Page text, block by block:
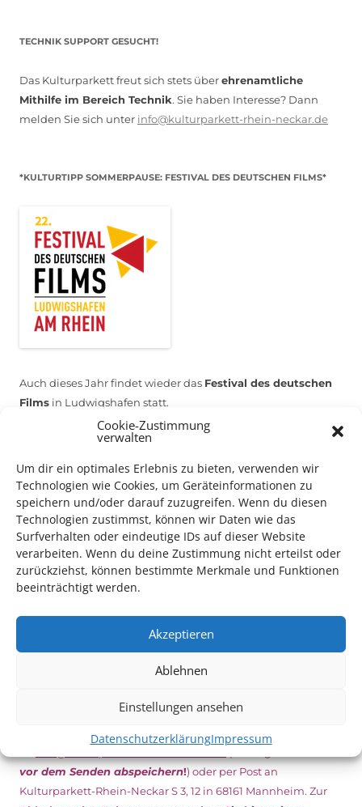
Cookie-Zustimmung
verwalten
Um dir ein optimales Erlebnis zu bieten, verwenden wir
Technologien wie Cookies, um Geräteinformationen zu
speichern und/oder darauf zuzugreifen. Wenn du diesen
Technologien zustimmst, können wir Daten wie das
Surfverhalten oder eindeutige IDs auf dieser Website
verarbeiten. Wenn du deine Zustimmung nicht erteilst oder
zurückziehst, können bestimmte Merkmale und Funktionen
beeinträchtigt werden.
Akzeptieren
Ablehnen
Einstellungen ansehen
DatenschutzerklärungImpressum
TECHNIK SUPPORT GESUCHT!
Das Kulturparkett freut sich stets überehrenamtliche
Mithilfe im Bereich Technik. Sie haben Interesse? Dann
melden Sie sich unter info@kulturparkett-rhein-neckar.de
*KULTURTIPP SOMMERPAUSE: FESTIVAL DES DEUTSCHEN FILMS*
Auch dieses Jahr findet wieder das Festival des deutschen
Films in Ludwigshafen statt.
Vom 19. August bist zum 9. September
Inhaber*innen freien Eintritt
Weitere Details zum Festival finden Sie
HIER
DIGITAL KULTURPASS BEANTRAGEN
NEU: DOWNLOAD UND DIGITAL BEANTRAGEN!
Den Kulturpass können Sie jetzt auch digital beantragen.
Dazu füllen Sie das Antragsformular aus und schicken
Leistungsbescheid (Bürgergeld/ Grundsicherung,
Wohngeld etc.)
an das Kulturparkett zurück: Per E-Mail
vor dem Senden abspeichern!) oder per Post an
Kulturparkett-Rhein-Neckar S 3, 12 in 68161 Mannheim. Zur